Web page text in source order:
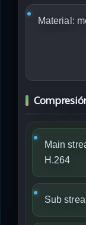
Material:
Main
H.264
Sub